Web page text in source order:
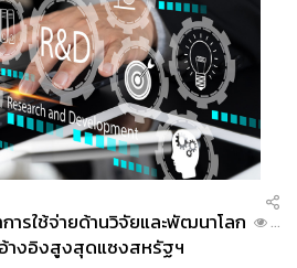
รใช้จ่ายด้านวิจัยและพัฒนาโลก
างอิงสูงสุดแซงสหรัฐฯ
...